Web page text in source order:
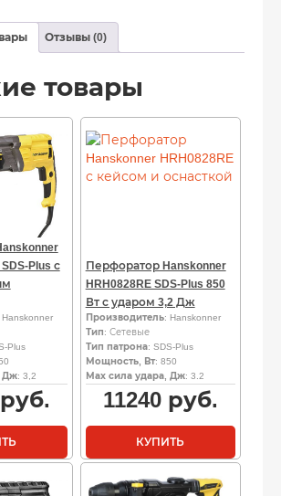
Отзывы (0)
товары
Plus с
Hanskonner
Plus
Дж: 3,2
руб.
Перфоратор Hanskonner
HRH0828RE SDS-Plus 850
Вт с ударом 3,2 Дж
Производитель: Hanskonner
Тип: Сетевые
Тип патрона: SDS-Plus
Мощность, Вт: 850
Мах сила удара, Дж: 3.2
11240руб.
КУПИТЬ